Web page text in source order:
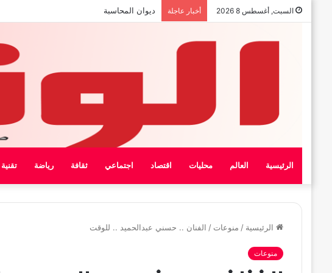
السبت, أغسطس 8 2026 أخبار عاجلة بيان الإتحاد الوطنى العام لعمال ليبيا
الرئيسية العالم محليات اقتصاد اجتماعي ثقافة رياضة تقنية
الرئيسية / منوعات / الفنان .. حسني عبدالحميد .. للوقت
منوعات